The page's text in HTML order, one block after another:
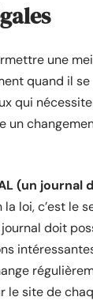
une
quand il
qui
un
(un journal
loi, c’est le
doit
le site de